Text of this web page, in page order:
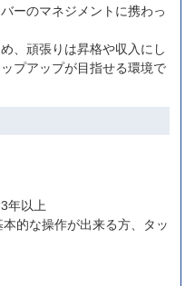
ーのマネジメントに携わっ
、頑張りは昇格や収入にし
プアップが目指せる環境で
年以上
的な操作が出来る方、タッ